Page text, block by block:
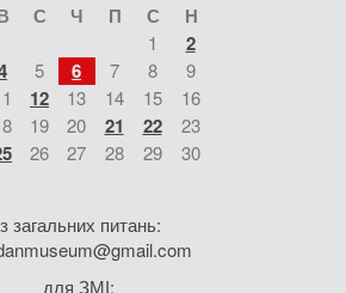
С Ч П С Н
1 2
5 6 7 8
9
12 13 14 15
16
19 20 21 22
23
26 27 28 29
30
загальних питань:
для ЗМІ: